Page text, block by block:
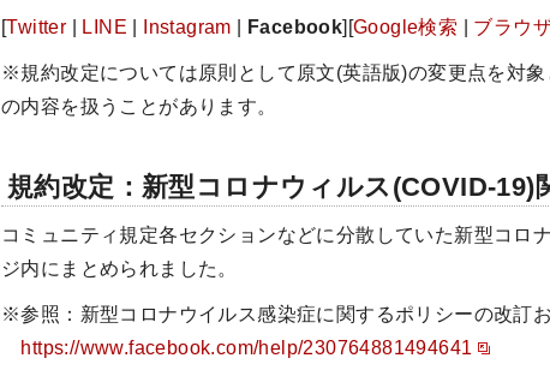
[Twitter LINE Instagram Facebook][Google検索 ブラウ
※規約改定については原則として原文(英語版)の変更点を対
の内容を扱うことがあります。
規約改定：新型コロナウィルス(COVID-
コミュニティ規定各セクションなどに分散していた新型コロ
ジ内にまとめられました。
※参照：新型コロナウイルス感染症に関するポリシーの改訂
https://www.facebook.com/help/230764881494641